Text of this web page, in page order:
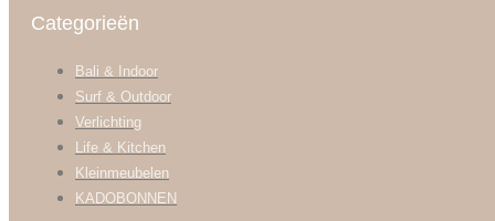
Categorieën
Bali & Indoor
Surf & Outdoor
Verlichting
Life & Kitchen
Kleinmeubelen
KADOBONNEN